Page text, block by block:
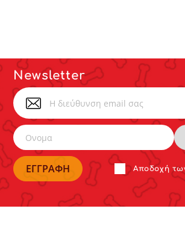
Newsletter
Αποδoχή